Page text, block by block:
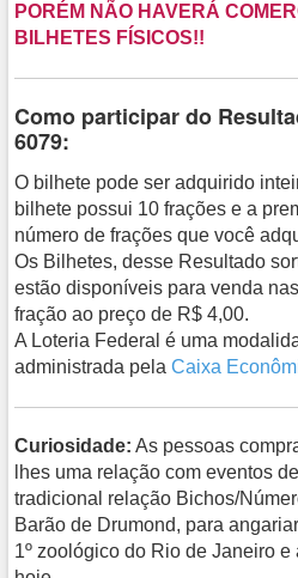
PORÉM NÃO HAVERÁ
BILHETES FÍSICOS!!
Como participar do
6079:
O bilhete pode ser adquirido
bilhete possui 10 frações e a
número de frações que você
Os Bilhetes, desse Resultado
estão disponíveis para venda
fração ao preço de R$ 4,00.
A Loteria Federal é uma
administrada pelaCaixa
Curiosidade: As pessoas
lhes uma relação com eventos
tradicional relação Bichos/
Barão de Drumond, para
1º zoológico do Rio de Janeiro